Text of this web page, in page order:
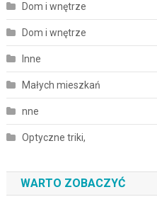
Dom i wnętrze
Dom i wnętrze
Inne
Małych mieszkań
nne
Optyczne triki,
WARTO ZOBACZYĆ